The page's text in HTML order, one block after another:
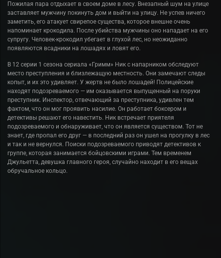
Пожилая пара отдыхает в своем доме в лесу. Внезапный шум на улице
заставляет мужчину покинуть дом и выйти на улицу. Не успев ничего
заметить, его атакует свирепое существа, которое внешне очень
напоминает крокодила. После убийства мужчины оно нападает на его
супругу. Человек-крокодил убегает в глухой лес, но неожиданно
появляются всадники на лошадях и ловят его.
В 12 серии 1 сезона сериала «Гримм» Ник с напарником обследуют
место преступления и близлежащую местность. Они замечают следы
копыт, и их это удивляет. У жертв не было лошадей! Полицейские
находят подозреваемого — им оказывается выпущенный на поруки
преступник. Инспектор, отвечающий за преступника, удивлен тем
фактом, что он мог проявить насилие. Он работает боксером и
детективы решают его навестить. Ник встречает приятеля
подозреваемого и обнаруживает, что он является существом. Тот не
знает, где пропал его друг — в последний раз он ушел на прогулку в лес
и так и не вернулся. Поиски подозреваемого приводят детективов к
группе, которая занимается бойцовскими играми. Тем временем
Джульетта, девушка главного героя, случайно находит в его вещах
обручальное кольцо.